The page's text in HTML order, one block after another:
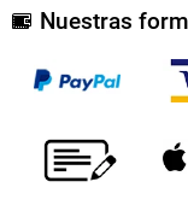
Nuestras